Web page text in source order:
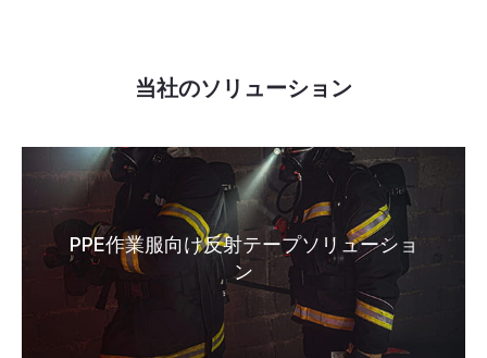
当社のソリューション
PPE作業服向け反射テープソリューショ
ン